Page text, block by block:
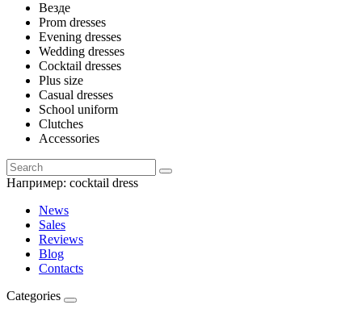
Везде
Prom dresses
Evening dresses
Wedding dresses
Cocktail dresses
Plus size
Casual dresses
School uniform
Clutches
Accessories
Например: cocktail dress
News
Sales
Reviews
Blog
Contacts
Categories